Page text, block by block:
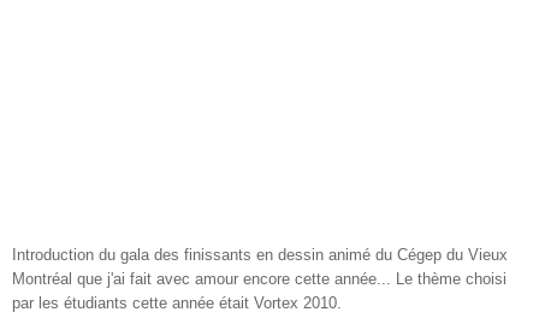
Introduction du gala des finissants en dessin animé du Cégep du Vieux
Montréal que j'ai fait avec amour encore cette année... Le thème choisi
par les étudiants cette année était Vortex 2010.